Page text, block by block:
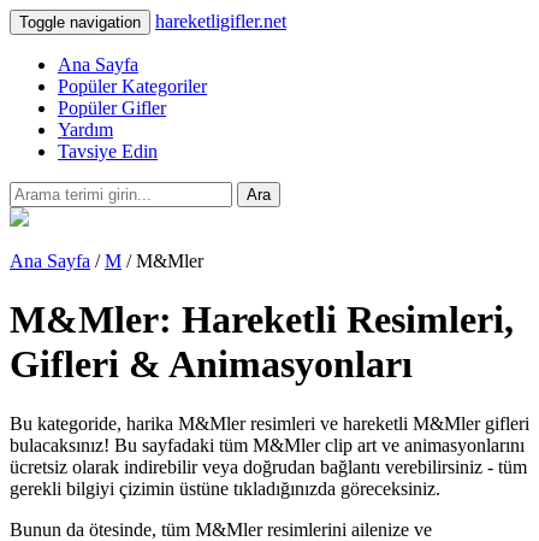
Toggle navigation hareketligifler.net
Ana Sayfa
Popüler Kategoriler
Popüler Gifler
Yardım
Tavsiye Edin
Ara
Ana Sayfa /M / M&Mler
M&Mler: Hareketli Resimleri,
Gifleri & Animasyonları
Bu kategoride, harika M&Mler resimleri ve hareketli M&Mler gifleri
bulacaksınız! Bu sayfadaki tüm M&Mler clip art ve animasyonlarını
ücretsiz olarak indirebilir veya doğrudan bağlantı verebilirsiniz - tüm
gerekli bilgiyi çizimin üstüne tıkladığınızda göreceksiniz.
Bunun da ötesinde, tüm M&Mler resimlerini ailenize ve